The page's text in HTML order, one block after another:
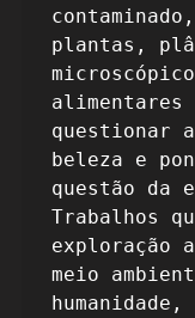
plantas,
alimentares
questionar
beleza e
questão da
Trabalhos
exploração
meio
humanidade,